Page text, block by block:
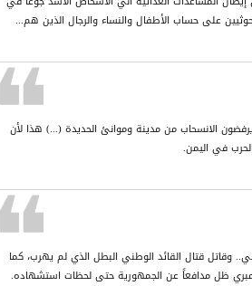
على حساب الأطفال والنساء والرجال الذين هم...
الانسحاب من مدينة وموانئ الحديدة (...) هذا لأن
في اليمن.
وقاتل قتال القائد الوطني البطل الذي لم يهرب، كما
ظل مدافعاً عن الجمهورية حتى لحظات استشهاده.